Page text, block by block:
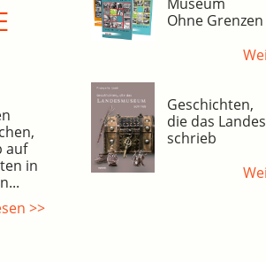
auf
in
>>
Ohne Grenzen
Geschichten,
die das
schrieb